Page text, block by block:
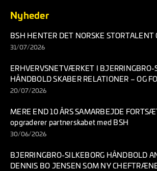
Nyheder
BSH HENTER DET NORSKE STORTALENT
31/07/2026
ERHVERVSNETVÆRKET I BJERRINGBRO-
HÅNDBOLD SKABER RELATIONER – OG
20/07/2026
MERE END 10 ÅRS SAMARBEJDE
opgraderer partnerskabet med BSH
30/06/2026
BJERRINGBRO-SILKEBORG HÅNDBOLD
DENNIS BO JENSEN SOM NY